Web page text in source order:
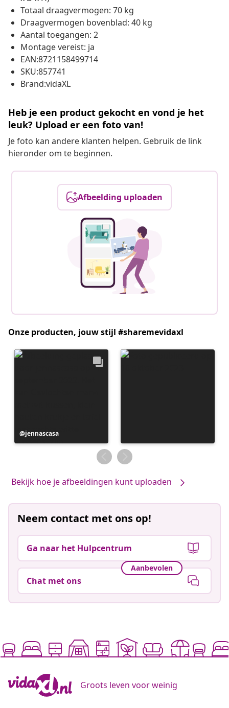
Totaal draagvermogen: 70 kg
Draagvermogen bovenblad: 40 kg
Aantal toegangen: 2
Montage vereist: ja
EAN:8721158499714
SKU:857741
Brand:vidaXL
Heb je een product gekocht en vond je het
leuk? Upload er een foto van!
Je foto kan andere klanten helpen. Gebruik de link
hieronder om te beginnen.
Afbeelding uploaden
Onze producten, jouw stijl #sharemevidaxl
Bericht
gepubliceerd
jennascasa
Bekijk hoe je afbeeldingen kunt uploaden
Neem contact met ons op!
Ga naar het Hulpcentrum
Aanbevolen
Chat met ons
Groots leven voor weinig